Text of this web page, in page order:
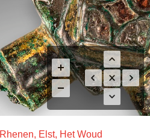
Rhenen, Elst, Het Woud